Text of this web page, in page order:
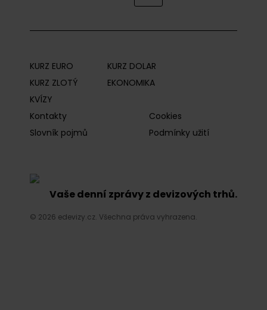
KURZ EURO
KURZ DOLAR
KURZ ZLOTÝ
EKONOMIKA
KVÍZY
Kontakty
Cookies
Slovník pojmů
Podmínky užití
Vaše denní zprávy z devizových trhů.
© 2026 edevizy.cz. Všechna práva vyhrazena.